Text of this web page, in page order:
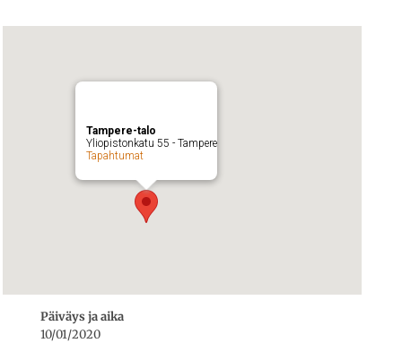
Tampere-talo
Yliopistonkatu 55 - Tampere
Tapahtumat
Päiväys ja aika
10/01/2020